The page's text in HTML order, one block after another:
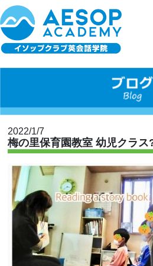
イソップクラブの特徴
クラスと料金
教室を探す
河内長野・南河内郡エリア
新着情報
2022/1/7
梅の里保育園教室 幼児クラス